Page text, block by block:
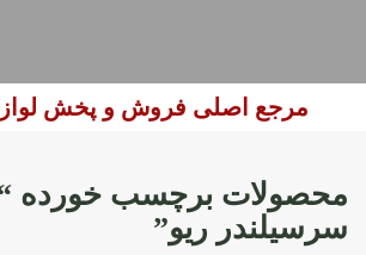
مرجع اصلی فروش و پخش
محصولات برچسب خورده
سرسیلندر ریو”